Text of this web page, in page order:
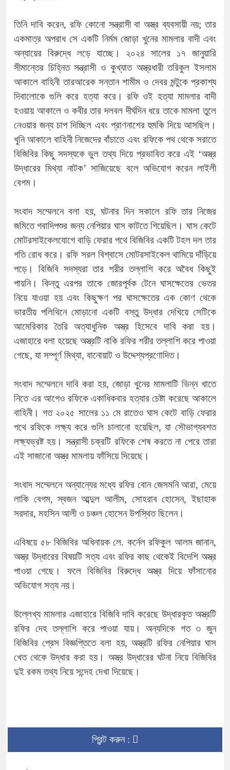
তিনি দাবি করেন, রফি কোনো সন্ত্রাসী বা অস্ত্র ব্যবসায়ী নয়; তার
একমাত্র অপরাধ সে একটি নির্মম জোড়া খুনের মামলার বাদী এবং
অন্যায়ের বিরুদ্ধে লড়ে যাচ্ছে। ২০২৪ সালের ১৭ জানুয়ারি
সীমান্তের চিহ্নিত সন্ত্রাসী ও কুখ্যাত অস্ত্রধারী তরিকুল ইসলাম
আকালে বাহিনী তারআরেক সন্তান শামীম ও দেবর মন্টুকে প্রকাশ্য
দিবালোকে গুলি করে হত্যা করে। রফি ওই হত্যা মামলার বাদী
হওয়ায় আকালে ও কবীর তার দলবল দীর্ঘদিন ধরে তাকে মামলা তুলে
নেওয়ার জন্য চাপ দিচ্ছিল এবং প্রাণনাশের হুমকি দিয়ে আসছিল।
খুনি আকালে বাহিনী নিজেদের বাঁচাতে এবং রফিকে পথ থেকে সরাতে
বিজিবির কিছু সদস্যকে ভুল তথ্য দিয়ে প্রভাবিত করে এই ‘অস্ত্র
উদ্ধারের মিথ্যা নাটক’ সাজিয়েছে বলে অভিযোগ করেন লাইলী
বেগম।
সংবাদ সম্মেলনে বলা হয়, ঘটনার দিন সকালে রফি তার নিজের
জমিতে গবাদিপশুর জন্য নেপিয়ার ঘাস কাটতে গিয়েছিল। ঘাস কেটে
মোটরসাইকেলযোগে বাড়ি ফেরার পথে বিজিবির একটি টহল দল তার
গতি রোধ করে। রফি সরল বিশ্বাসে মোটরসাইকেল থামিয়ে দাঁড়িয়ে
পড়ে। বিজিবি সদস্যরা তার শরীর তল্লাশি করে অবৈধ কিছুই
পায়নি। কিন্তু এরপর তাকে জোরপূর্বক টেনে ঘাসক্ষেতের ভেতর
নিয়ে যাওয়া হয় এবং কিছুক্ষণ পর ঘাসক্ষেতের এক কোণ থেকে
ভারতীয় পলিথিনে মোড়ানো একটি বস্তু উদ্ধার দেখিয়ে সেটিকে
আমেরিকার তৈরি অত্যাধুনিক অস্ত্র হিসেবে দাবি করা হয়।
এজাহারে বলা হয়েছে অস্ত্রটি নাকি রফির শরীর তল্লাশি করে পাওয়া
গেছে, যা সম্পূর্ণ মিথ্যা, বানোয়াট ও উদ্দেশ্যপ্রণোদিত।
সংবাদ সম্মেলনে দাবি করা হয়, জোড়া খুনের মামলাটি ভিন্ন খাতে
নিতে এর আগেও রফিকে একাধিকবার হত্যার চেষ্টা করেছে আকালে
বাহিনী। গত ২০২৫ সালের ১১ মে রাতেও ঘাস কেটে বাড়ি ফেরার
পথে রফিকে লক্ষ্য করে গুলি চালানো হয়েছিল, যা সৌভাগ্যবশত
লক্ষ্যভ্রষ্ট হয়। সন্ত্রাসী চক্রটি রফিকে শেষ করতে না পেরে তারা
এই সাজানো অস্ত্র মামলায় ফাঁসিয়ে দিয়েছে।
সংবাদ সম্মেলনে অন্যান্যের মধ্যে রফির বোন জেসমনি আরা, মেয়ে
লাকি বেগম, স্বজন আব্দুল আলীম, সোহরাব হোসেন, ইছাহাক
সরদার, মহসিন আলী ও চঞ্চল হোসেন উপস্থিত ছিলেন।
এবিষয়ে ৫৮ বিজিবির অধিনায়ক লে. কর্নেল রফিকুল আলম জানান,
অস্ত্র উদ্ধারের বিষয়টি সত্য এবং রফির কাছ থেকেই বিদেশি অস্ত্র
পাওয়া গেছে। ফলে বিজিবির বিরুদ্ধে অস্ত্র দিয়ে ফাঁসানোর
অভিযোগ সত্য নয়।
উল্লেখ্য মামলার এজাহারে বিজিবি দাবি করেছে উদ্ধারকৃত অস্ত্রটি
রফির দেহ তল্লাশি করে পাওয়া যায়। অন্যদিকে গত ৩ জুন
বিজিবির প্রেস বিজ্ঞপ্তিতে বলা হয়, অস্ত্রটি রফির নেপিয়ার ঘাস
খেত থেকে উদ্ধার করা হয়। অস্ত্র উদ্ধারের ঘটনা নিয়ে বিজিবির
দুই রকম তথ্য নিয়ে সন্দেহ দেখা দিয়েছে।
প্রিন্ট করুন :